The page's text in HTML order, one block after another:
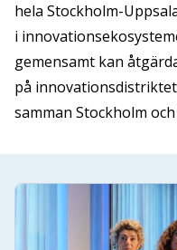
hela Stockholm-
i
gemensamt kan
på
samman Stockholm och